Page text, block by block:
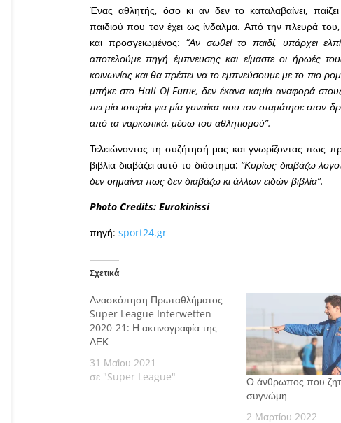
Ένας αθλητής, όσο κι αν δεν το καταλαβαίνει,
παιδιού που τον έχει ως ίνδαλμα. Από την πλευρά
και προσγειωμένος: “Αν σωθεί το παιδί, υπάρχει
αποτελούμε πηγή έμπνευσης και είμαστε οι ήρωές
κοινωνίας και θα πρέπει να το εμπνεύσουμε με το πιο
μπήκε στο Hall Of Fame, δεν έκανα καμία αναφορά
πει μία ιστορία για μία γυναίκα που τον σταμάτησε στον
από τα ναρκωτικά, μέσω του αθλητισμού”.
Τελειώνοντας τη συζήτησή μας και γνωρίζοντας πως
βιβλία διαβάζει αυτό το διάστημα: “Κυρίως διαβάζω
δεν σημαίνει πως δεν διαβάζω κι άλλων ειδών βιβλία”.
Photo Credits: Eurokinissi
πηγή: sport24.gr
Σχετικά
Ανασκόπηση Πρωταθλήματος
Super League Interwetten
2020-21: Η ακτινογραφία της
ΑΕΚ
31 Μαΐου 2021
σε "Super League"
Ο άνθρωπος που
συγνώμη
2 Μαρτίου 2022